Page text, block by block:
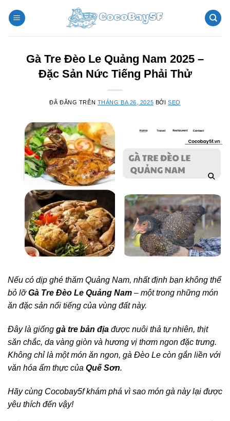
đến
Gà Tre Đèo Le Quảng Nam 2025 –
Đặc Sản Nức Tiếng Phải Thử
ĐÃ ĐĂNG TRÊN THÁNG BA 26, 2025 BỞI SEO
Nếu có dịp ghé thăm Quảng Nam, nhất định bạn không thể
bỏ lỡGà Tre Đèo Le Quảng Nam – một trong những món
ăn đặc sản nổi tiếng của vùng đất này.
Đây là giống gà tre bản địa được nuôi thả tự nhiên, thịt
săn chắc, da vàng giòn và hương vị thơm ngon đặc trưng.
Không chỉ là một món ăn ngon, gà Đèo Le còn gắn liền với
văn hóa ẩm thực của Quế Sơn.
Hãy cùng Cocobay5f khám phá vì sao món gà này lại được
yêu thích đến vậy!